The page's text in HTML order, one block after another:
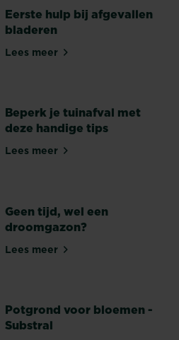
Eerste hulp bij afgevallen
bladeren
Lees meerEerste hulp bij afgevallen
Beperk je tuinafval met
deze handige tips
Lees meerBeperk je tuinafval met
Geen tijd, wel een
droomgazon?
Lees meerGeen tijd, wel een
Potgrond voor bloemen -
Substral